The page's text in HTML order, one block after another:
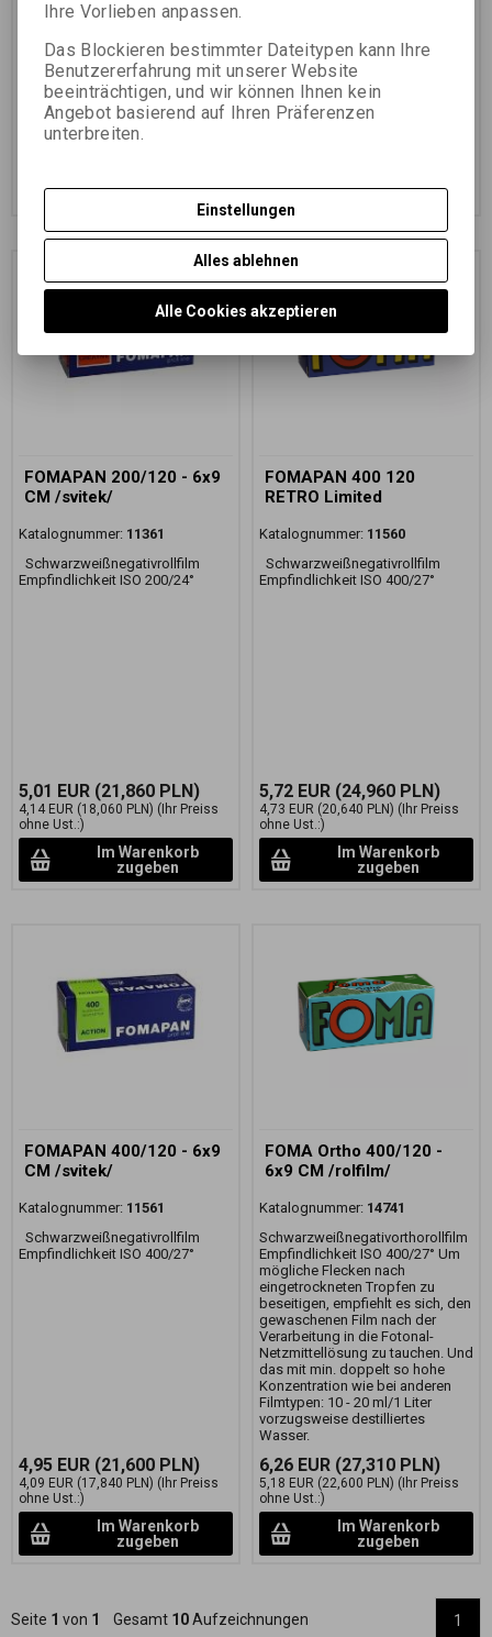
4,16 EUR(18,150 PLN)
3,44 EUR(15,010 PLN)
zugeben
5,79 EUR(25,260 PLN)
zugeben
FOMAPAN 200/120 - 6x9
CM /svitek/
Katalognummer: 11361
Schwarzweißnegativrollfilm
Empfindlichkeit ISO 200/24°
5,01 EUR (21,860 PLN)
4,14 EUR (18,060 PLN) (Ihr Preiss
ohne Ust.:)
Im Warenkorb
zugeben
FOMAPAN 400 120
RETRO Limited
Katalognummer: 11560
Schwarzweißnegativrollfilm
Empfindlichkeit ISO 400/27°
5,72 EUR (24,960 PLN)
4,73 EUR (20,640 PLN) (Ihr Preiss
ohne Ust.:)
Im Warenkorb
zugeben
FOMAPAN 400/120 - 6x9
CM /svitek/
Katalognummer: 11561
Schwarzweißnegativrollfilm
Empfindlichkeit ISO 400/27°
4,95 EUR (21,600 PLN)
4,09 EUR (17,840 PLN) (Ihr Preiss
ohne Ust.:)
Im Warenkorb
zugeben
FOMA Ortho 400/120 -
6x9 CM /rolfilm/
Katalognummer: 14741
Schwarzweißnegativorthorollfilm
Empfindlichkeit ISO 400/27° Um
mögliche Flecken nach
eingetrockneten Tropfen zu
beseitigen, empfiehlt es sich, den
gewaschenen Film nach der
Verarbeitung in die Fotonal-
Netzmittellösung zu tauchen. Und
das mit min. doppelt so hohe
Konzentration wie bei anderen
Filmtypen: 10 - 20 ml/1 Liter
vorzugsweise destilliertes
Wasser.
6,26 EUR (27,310 PLN)
5,18 EUR (22,600 PLN) (Ihr Preiss
ohne Ust.:)
Im Warenkorb
zugeben
Seite 1 von 1 Gesamt 10Aufzeichnungen 1
Ihre Vorlieben anpassen.
Das Blockieren bestimmter Dateitypen kann Ihre
Benutzererfahrung mit unserer Website
beeinträchtigen, und wir können Ihnen kein
Angebot basierend auf Ihren Präferenzen
unterbreiten.
Einstellungen
Alles ablehnen
Alle Cookies akzeptieren